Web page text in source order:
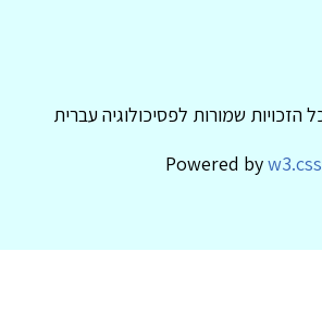
Powered byw3.css